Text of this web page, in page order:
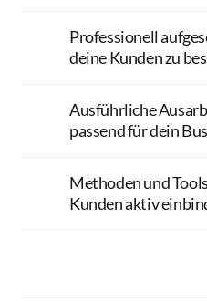
Professionell
deine Kunden zu
Ausführliche
passend für dein
Methoden und
Kunden aktiv